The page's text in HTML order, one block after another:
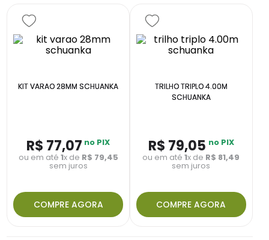
KIT VARAO 28MM SCHUANKA
R$ 77,07 no PIX
ou em até 1x de R$ 79,45
sem juros
COMPRE AGORA
TRILHO TRIPLO 4.00M
SCHUANKA
R$ 79,05 no PIX
ou em até1x de R$ 81,49
sem juros
COMPRE AGORA